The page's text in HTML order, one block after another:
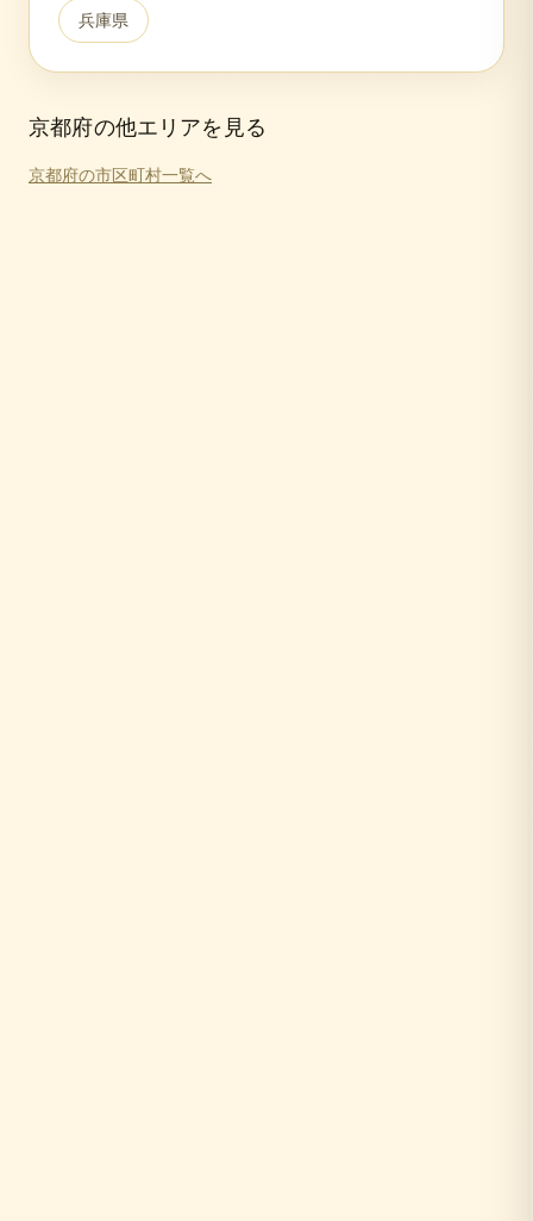
兵庫県
京都府の他エリアを見る
京都府の市区町村一覧へ